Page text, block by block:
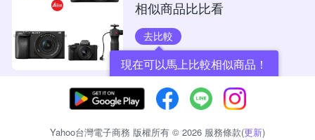
相似商品比比看
去比較
現在可以馬上比較相似商品！
Yahoo台灣電子商務 版權所有 © 2026 服務條款(更新)